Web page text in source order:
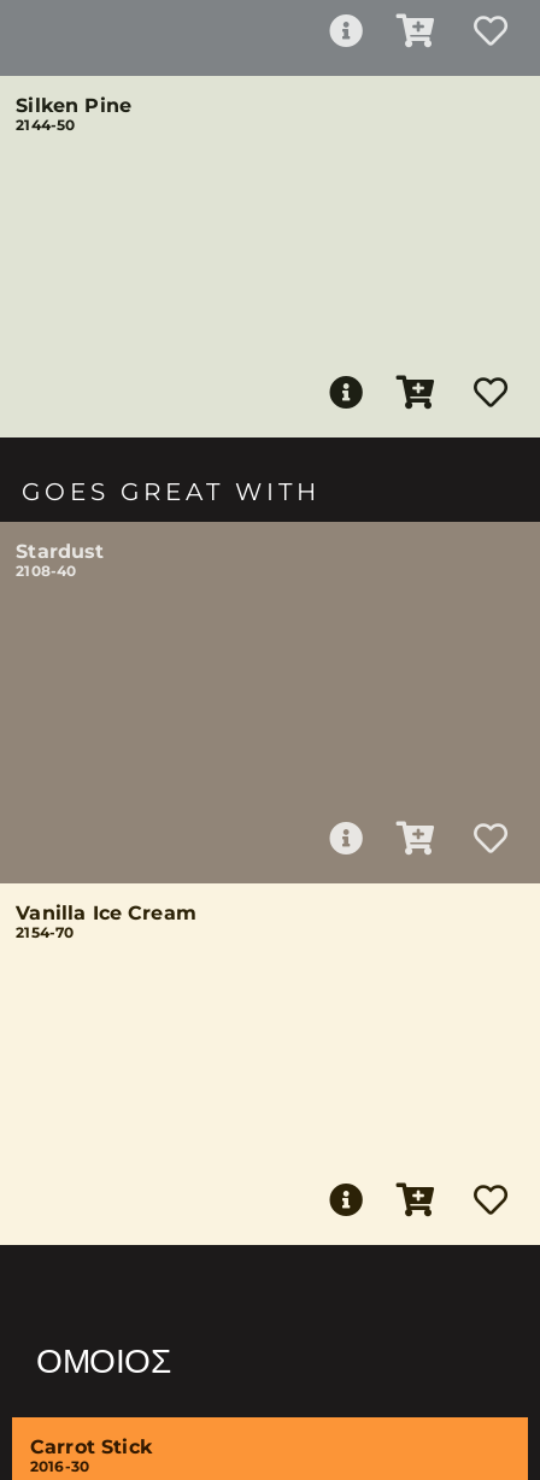
Silken Pine
2144-50
GOES GREAT WITH
Stardust
2108-40
Vanilla Ice Cream
2154-70
ΌΜΟΙΟΣ
Carrot Stick
2016-30